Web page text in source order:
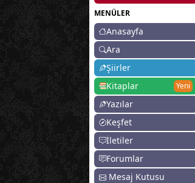
MENÜLER
Anasayfa
Ara
Şiirler
Kitaplar
Yeni
Yazılar
Keşfet
İletiler
Forumlar
Mesaj Kutusu